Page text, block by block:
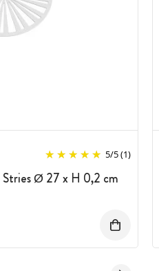
5/5(1)
Ø 27 x H 0,2 cm